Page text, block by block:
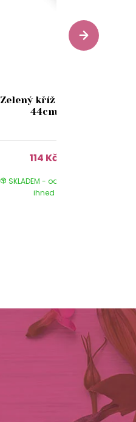
Zelený kříž florex
44cm
114 Kč
SKLADEM - odesílame
ihned